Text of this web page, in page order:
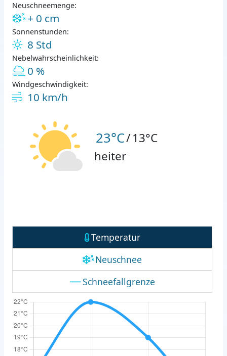
Neuschneemenge:
+ 0 cm
Sonnenstunden:
8 Std
Nebelwahrscheinlichkeit:
0 %
Windgeschwindigkeit:
10 km/h
23°C/13°C
heiter
Temperatur
Neuschnee
Schneefallgrenze